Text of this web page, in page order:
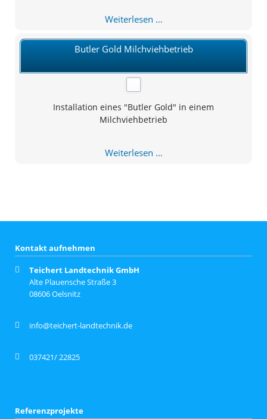
Weiterlesen …
Butler Gold Milchviehbetrieb
Installation eines "Butler Gold" in einem
Milchviehbetrieb
Weiterlesen …
Kontakt aufnehmen
Teichert Landtechnik GmbH
Alte Plauensche Straße 3
08606 Oelsnitz
info@teichert-landtechnik.de
037421/ 22825
Referenzprojekte